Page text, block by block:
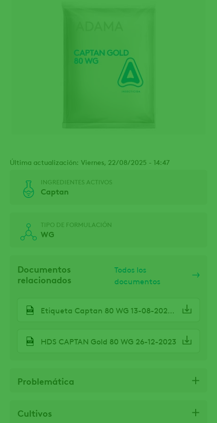
Última actualización: Viernes, 22/08/2025 - 14:47
INGREDIENTES ACTIVOS
Captan
TIPO DE FORMULACIÓN
WG
Documentos
relacionados
Todos los
documentos
Etiqueta Captan 80 WG 13-08-2025.pdf
HDS CAPTAN Gold 80 WG 26-12-2023
Problemática
Cultivos